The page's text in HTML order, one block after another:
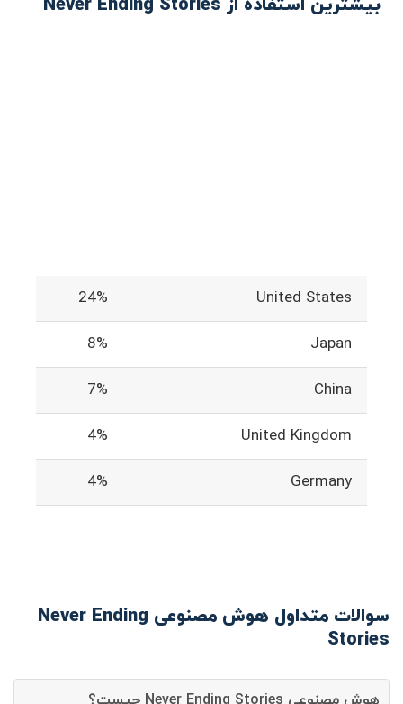
United States
24%
Japan
8%
China
7%
United Kingdom
4%
Germany
4%
سوالات متداول هوش مصنوعی Never Ending
Stories
هوش مصنوعی Never Ending Stories چیست؟